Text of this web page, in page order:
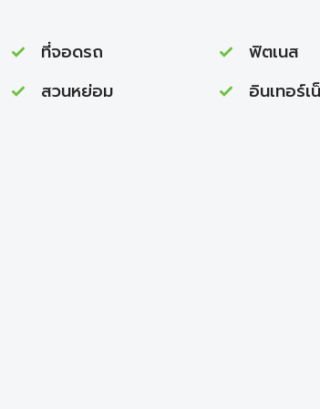
ที่จอดรถ ฟิตเนส
สวนหย่อม อินเทอร์เ